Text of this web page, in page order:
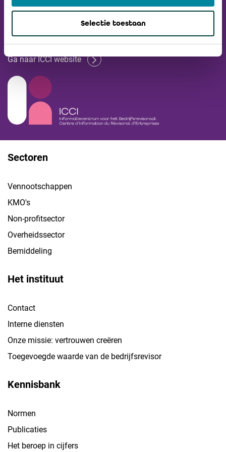
Selectie toestaan
Ontvang onze
Nieuwsbrief
Ga naar ICCI website
Sectoren
Vennootschappen
KMO's
Non-profitsector
Overheidssector
Bemiddeling
Het instituut
Contact
Interne diensten
Onze missie: vertrouwen creëren
Toegevoegde waarde van de bedrijfsrevisor
Kennisbank
Normen
Publicaties
Het beroep in cijfers